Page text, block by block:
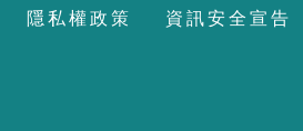
隱 私 權政 策 資 訊安全 宣 告